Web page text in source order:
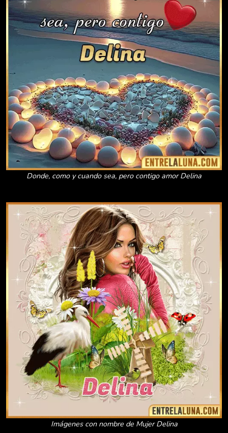
Donde, como y cuando sea, pero contigo amor Delina
Imágenes con nombre de Mujer Delina